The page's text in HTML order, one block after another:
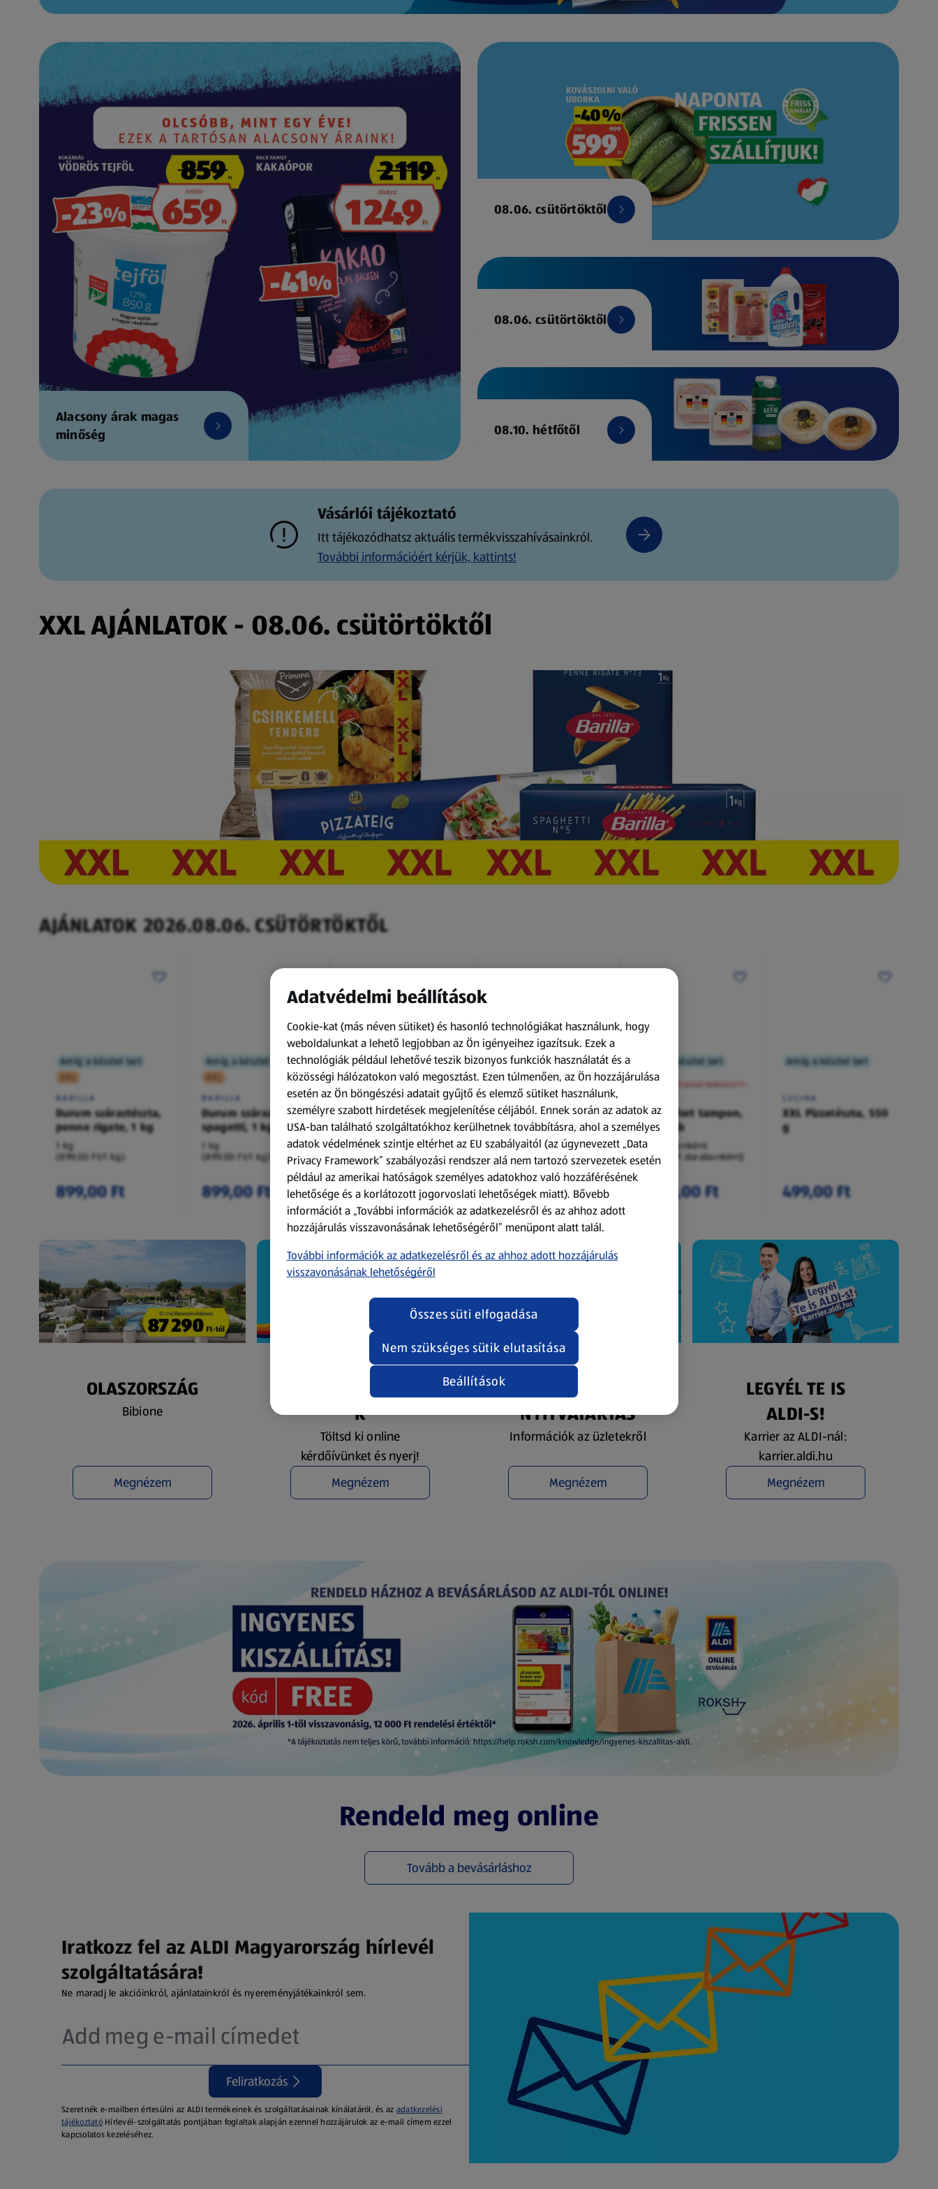
Alacsony árak magas
minőség
08.06. csütörtöktől
08.06. csütörtöktől
08.10. hétfőtől
Vásárlói tájékoztató
Itt tájékozódhatsz aktuális termékvisszahívásainkról.
További információért kérjük, kattints!
XXL AJÁNLATOK - 08.06. csütörtöktől
AJÁNLATOK 2026.08.06. CSÜTÖRTÖKTŐL
Amíg a készlet tart
XXL
BARILLA
Durum száraztészta,
penne rigate, 1 kg
1 kg
(899,00 Ft/1 kg)
899,00 Ft
Amíg a készlet tart
XXL
BARILLA
Durum száraztészta,
spagetti, 1 kg
1 kg
(899,00 Ft/1 kg)
899,00 Ft
Amíg a készlet tart
XXL
ACTIMEL
Actimel joghurtital, 8
palack
0,8 kg
(1 186,25 Ft/1 kg)
949,00 Ft
Amíg a készlet tart
XXL
O.B.
Procomfort tampon,
64 darab
64 darabonként
(59,36 Ft/1 darabonként)
3 799,00 Ft
Amíg a készlet tart
XXL
A termék nem érkezett meg!
Procomfort tampon,
54 darab
54 darabonként
(62,94 Ft/1 darabonként)
3 399,00 Ft
Amíg a készlet tart
CUCINA
XXL Pizzatészta, 550
g
499,00 Ft
OLASZORSZÁG
Bibione
Megnézem
NYEREMÉNYJÁTÉ
K
Töltsd ki online
kérdőívünket és nyerj!
Megnézem
ÜZLETKERESŐ ÉS
NYITVATARTÁS
Információk az üzletekről
Megnézem
LEGYÉL TE IS
ALDI-S!
Karrier az ALDI-nál:
karrier.aldi.hu
Megnézem
(új oldalon nyílik meg)
Rendeld meg online
Tovább a bevásárláshoz
(új oldalon nyílik meg)
Iratkozz fel az ALDI Magyarország hírlevél
szolgáltatására!
Ne maradj le akcióinkról, ajánlatainkról és nyereményjátékainkról sem.
Feliratkozás
Szeretnék e-mailben értesülni az ALDI termékeinek és szolgáltatásainak kínálatáról, és az adatkezelési
tájékoztatóHírlevél-szolgáltatás pontjában foglaltak alapján ezennel hozzájárulok az e-mail címem ezzel
kapcsolatos kezeléséhez.
Adatvédelmi beállítások
Cookie-kat (más néven sütiket) és hasonló technológiákat használunk, hogy
weboldalunkat a lehető legjobban az Ön igényeihez igazítsuk. Ezek a
technológiák például lehetővé teszik bizonyos funkciók használatát és a
közösségi hálózatokon való megosztást. Ezen túlmenően, az Ön hozzájárulása
esetén az Ön böngészési adatait gyűjtő és elemző sütiket használunk,
személyre szabott hirdetések megjelenítése céljából. Ennek során az adatok az
USA-ban található szolgáltatókhoz kerülhetnek továbbításra, ahol a személyes
adatok védelmének szintje eltérhet az EU szabályaitól (az úgynevezett „Data
Privacy Framework” szabályozási rendszer alá nem tartozó szervezetek esetén
például az amerikai hatóságok személyes adatokhoz való hozzáférésének
lehetősége és a korlátozott jogorvoslati lehetőségek miatt). Bővebb
információt a „További információk az adatkezelésről és az ahhoz adott
hozzájárulás visszavonásának lehetőségéről” menüpont alatt talál.
További információk az adatkezelésről és az ahhoz adott hozzájárulás
visszavonásának lehetőségéről
Beállítások
Nem szükséges sütik elutasítása
Összes süti elfogadása